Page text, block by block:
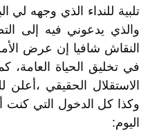
تلبية للنداء الذي وجهه لي
والذي يدعوني فيه إلى
النقاش شافيا إن عرض
في تخليق الحياة العامة،
الاستقلال الحقيقي
وكذا كل الدخول التي كنت
اليوم: